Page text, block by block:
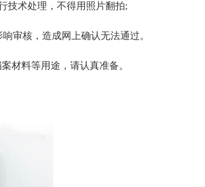
技术处理，不得用照片翻拍;
审核，造成网上确认无法通过。
材料等用途，请认真准备。